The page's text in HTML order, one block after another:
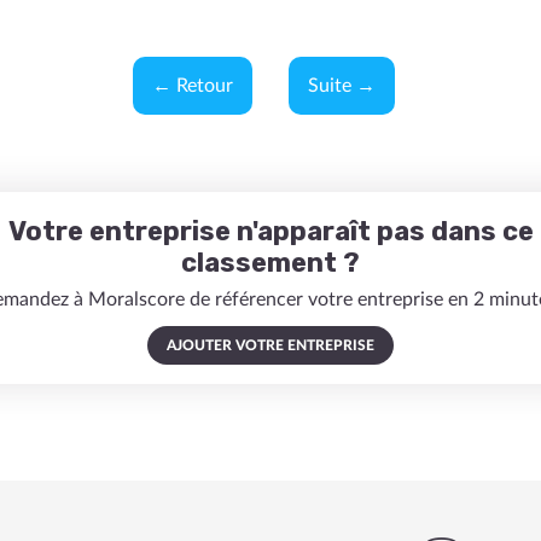
← Retour Suite →
Votre entreprise n'apparaît pas dans ce
classement ?
à Moralscore de référencer votre entreprise en 2
AJOUTER VOTRE ENTREPRISE